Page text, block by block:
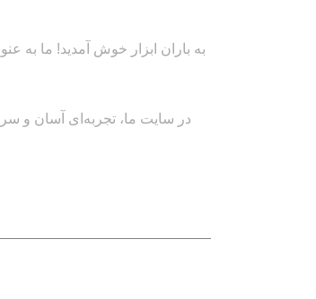
به باران ابزار خوش آمدید! ما به
در سایت ما، تجربه‌ای آسان و